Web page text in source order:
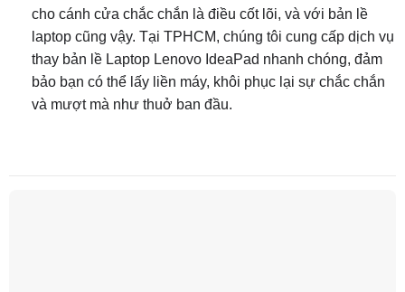
cho cánh cửa chắc chắn là điều cốt lõi, và với bản lề
laptop cũng vậy. Tại TPHCM, chúng tôi cung cấp dịch vụ
thay bản lề Laptop Lenovo IdeaPad nhanh chóng, đảm
bảo bạn có thể lấy liền máy, khôi phục lại sự chắc chắn
và mượt mà như thuở ban đầu.